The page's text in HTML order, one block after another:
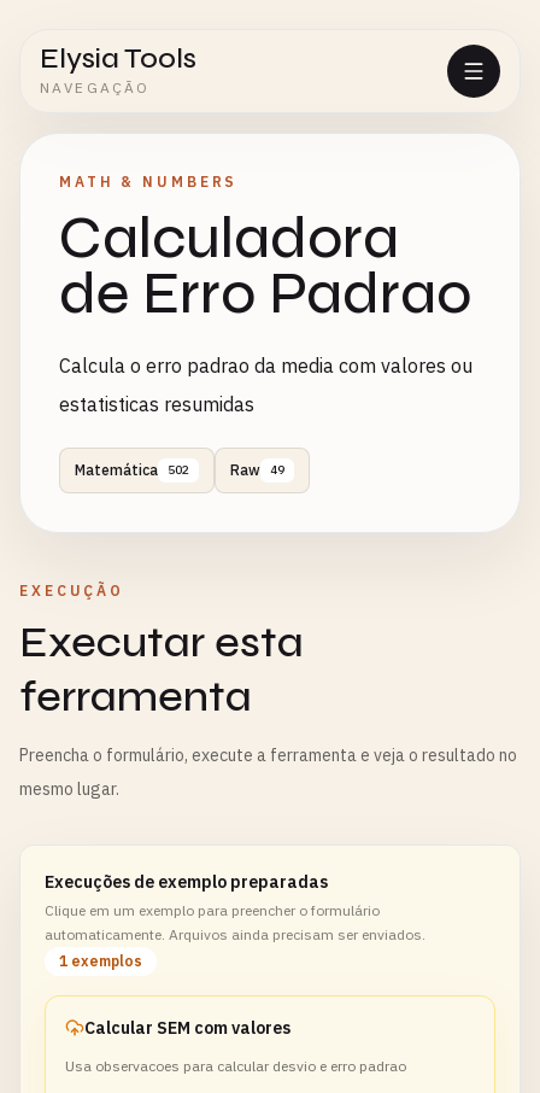
Elysia Tools
NAVEGAÇÃO
MATH & NUMBERS
Calculadora
de Erro Padrao
Calcula o erro padrao da media com valores ou
estatisticas resumidas
Matemática 502 Raw 49
EXECUÇÃO
Executar esta
ferramenta
Preencha o formulário, execute a ferramenta e veja o resultado no
mesmo lugar.
Execuções de exemplo preparadas
Clique em um exemplo para preencher o formulário
automaticamente. Arquivos ainda precisam ser enviados.
1 exemplos
Calcular SEM com valores
Usa observacoes para calcular desvio e erro padrao